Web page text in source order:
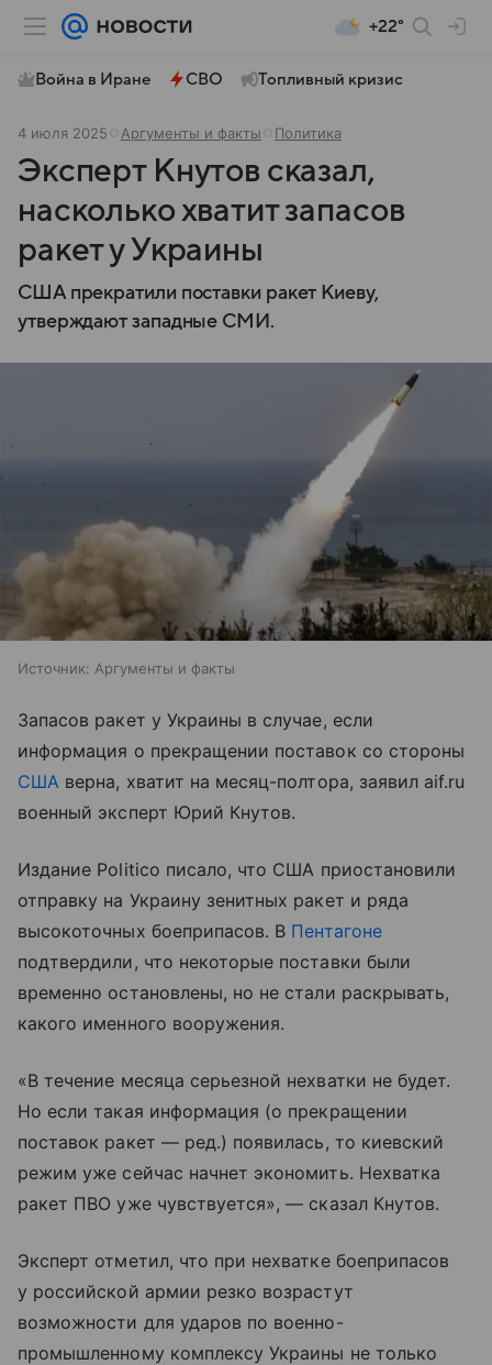
+22°
Война в Иране СВО Топливный кризис
4 июля 2025 Аргументы и факты Политика
Эксперт Кнутов сказал,
насколько хватит запасов
ракет у Украины
США прекратили поставки ракет Киеву,
утверждают западные СМИ.
Источник: Аргументы и факты
Запасов ракет у Украины в случае, если
информация о прекращении поставок со стороны
США верна, хватит на месяц-полтора, заявил aif.ru
военный эксперт Юрий Кнутов.
Издание Politico писало, что США приостановили
отправку на Украину зенитных ракет и ряда
высокоточных боеприпасов. В Пентагоне
подтвердили, что некоторые поставки были
временно остановлены, но не стали раскрывать,
какого именного вооружения.
«В течение месяца серьезной нехватки не будет.
Но если такая информация (о прекращении
поставок ракет — ред.) появилась, то киевский
режим уже сейчас начнет экономить. Нехватка
ракет ПВО уже чувствуется», — сказал Кнутов.
Эксперт отметил, что при нехватке боеприпасов
у российской армии резко возрастут
возможности для ударов по военно-
промышленному комплексу Украины не только